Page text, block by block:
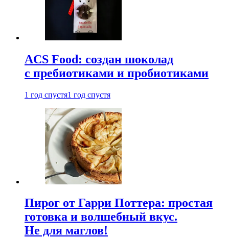
ACS Food: создан шоколад
с пребиотиками и пробиотиками
1 год спустя1 год спустя
Пирог от Гарри Поттера: простая
готовка и волшебный вкус.
Не для маглов!